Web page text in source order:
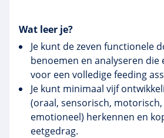
Wat leer je?
Je kunt de zeven functionele
benoemen en analyseren die
voor een volledige feeding
Je kunt minimaal vijf
(oraal, sensorisch,
emotioneel) herkennen en
eetgedrag.